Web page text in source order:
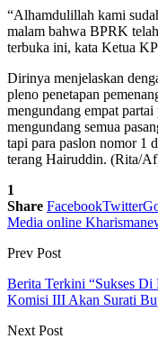
“Alhamdulillah kami
malam bahwa BPRK
terbuka ini, kata Ketua
Dirinya menjelaskan
pleno penetapan
mengundang empat
mengundang semua
tapi para paslon nomor 1
terang Hairuddin. (Rita/
1
Share FacebookTwitter
Media online
Prev Post
Berita Terkini “Sukses
Komisi III Akan Surati
Next Post